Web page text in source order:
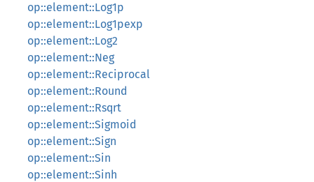
op::element::Log1p
op::element::Log1pexp
op::element::Log2
op::element::Neg
op::element::Reciprocal
op::element::Round
op::element::Rsqrt
op::element::Sigmoid
op::element::Sign
op::element::Sin
op::element::Sinh